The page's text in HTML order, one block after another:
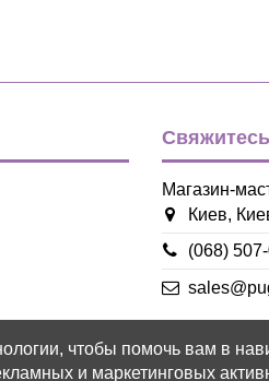
Магазин-
Киев,
(068)
чтобы помочь вам в
и маркетинговых